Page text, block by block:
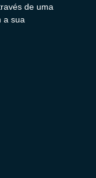
de uma
a sua